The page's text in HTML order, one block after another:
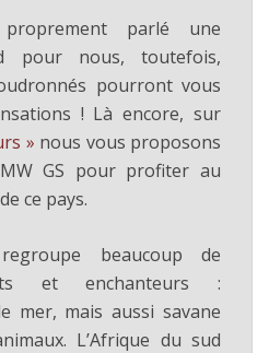
parlé une
pour nous, toutefois,
pourront vous
! Là encore, sur
» nous vous proposons
GS pour profiter au
ce pays.
beaucoup de
et enchanteurs :
mer, mais aussi savane
L’Afrique du sud